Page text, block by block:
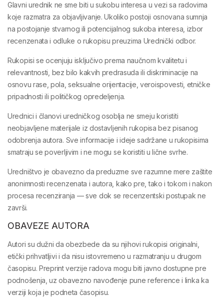
Glavni urednik ne sme biti u sukobu interesa u vezi sa radovima
koje razmatra za objavljivanje. Ukoliko postoji osnovana sumnja
na postojanje stvarnog ili potencijalnog sukoba interesa, izbor
recenzenata i odluke o rukopisu preuzima Urednički odbor.
Rukopisi se ocenjuju isključivo prema naučnom kvalitetu i
relevantnosti , bez bilo kakvih predrasuda ili diskriminacije na
osnovu rase, pola, seksualne orijentacije, veroispovesti, etničke
pripadnosti ili političkog opredeljenja.
Urednici i članovi uredničkog osoblja ne smeju koristiti
neobjavljene materijale iz dostavljenih rukopisa bezpisanog
odobrenja autora. Sve informacije i ideje sadržane u rukopisima
smatraju se poverljivim ine mogu se koristiti u lične svrhe.
Uredništvo je obavezno da preduzme sve razumne mere zaštite
anonimnosti recenzenata i autora , kako pre, tako i tokom i nakon
procesa recenziranja — sve dok se recenzentski postupak ne
završi.
OBAVEZE AUTORA
Autori su dužni da obezbede da su njihovi rukopisi originalni,
etički prihvatljivi i da nisu istovremeno u razmatranju u drugom
časopisu. Preprint verzije radova mogu biti javno dostupne pre
podnošenja, uz obavezno navođenje pune reference i linka ka
verziji koja je podneta časopisu.